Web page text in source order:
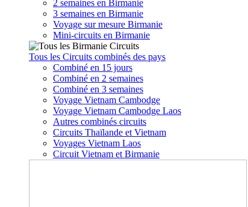
2 semaines en Birmanie
3 semaines en Birmanie
Voyage sur mesure Birmanie
Mini-circuits en Birmanie
Tous les Circuits combinés des pays
Combiné en 15 jours
Combiné en 2 semaines
Combiné en 3 semaines
Voyage Vietnam Cambodge
Voyage Vietnam Cambodge Laos
Autres combinés circuits
Circuits Thaïlande et Vietnam
Voyages Vietnam Laos
Circuit Vietnam et Birmanie